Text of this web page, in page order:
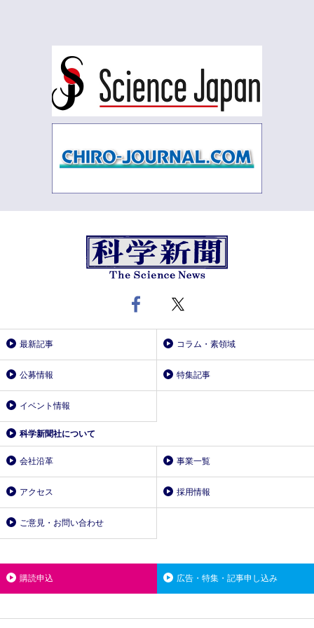
最新記事 コラム・素領域
公募情報 特集記事
イベント情報
科学新聞社について
会社沿革 事業一覧
アクセス 採用情報
ご意見・お問い合わせ
購読申込 広告・特集・記事申し込み